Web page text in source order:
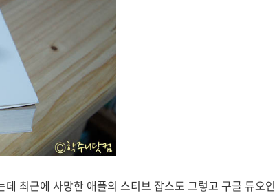
최근에 사망한 애플의 스티브 잡스도 그렇고 구글 듀오인